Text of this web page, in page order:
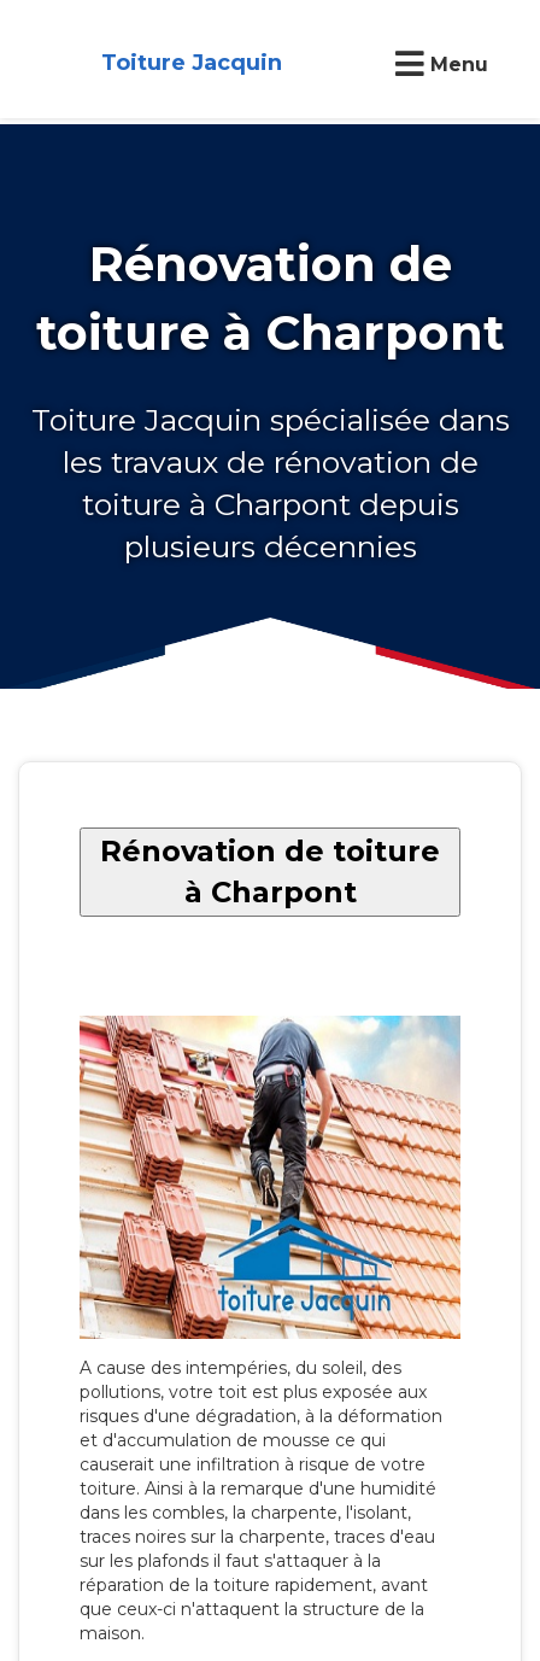
Toiture Jacquin Menu
Rénovation de
toiture à Charpont
Toiture Jacquin spécialisée dans
les travaux de rénovation de
toiture à Charpont depuis
plusieurs décennies
Rénovation de toiture
à Charpont
A cause des intempéries, du soleil, des
pollutions, votre toit est plus exposée aux
risques d'une dégradation, à la déformation
et d'accumulation de mousse ce qui
causerait une infiltration à risque de votre
toiture. Ainsi à la remarque d'une humidité
dans les combles, la charpente, l'isolant,
traces noires sur la charpente, traces d'eau
sur les plafonds il faut s'attaquer à la
réparation de la toiture rapidement, avant
que ceux-ci n'attaquent la structure de la
maison.